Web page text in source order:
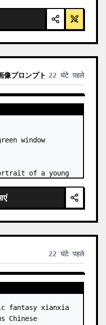
像プロンプト 22 घंटे पहले
window
of a young
on one hand and
at a wooden
22 घंटे पहले
fantasy xianxia
Chinese